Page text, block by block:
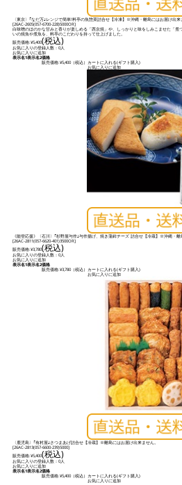
〈東京〉｢なだ万｣レンジで簡単!料亭の魚惣菜詰合せ【冷凍】※沖縄・離島にはお届け出来
[26AC-2605(057-6700-228)5000OR]
白味噌のほのかな甘みと香りが楽しめる「西京焼」や、しっかりと味をしみこませた「
いの焼魚や煮魚を、料亭のこだわりを持って仕上げました。
販売価格:¥5,400(税込)
お気に入りの登録人数：0人
お気に入りに追加
表示名1表示名2価格
販売価格:¥5,400（税込） カートに入れる(ギフト購入)
お気に入りに追加
《能登応援》〈石川〉｢杉野屋与作｣与作揚げ、焼き蒲鉾チーズ 詰合せ【冷蔵】※沖縄・離
[26AC-2811(057-6620-401)3500OR]
販売価格:¥3,780(税込)
お気に入りの登録人数：0人
お気に入りに追加
表示名1表示名2価格
販売価格:¥3,780（税込） カートに入れる(ギフト購入)
お気に入りに追加
〈鹿児島〉｢有村屋｣さつまあげ詰合せ【冷蔵】※離島にはお届け出来ません。
[26AC-2813(057-6600-239)5000]
販売価格:¥5,400(税込)
お気に入りの登録人数：0人
お気に入りに追加
表示名1表示名2価格
販売価格:¥5,400（税込） カートに入れる(ギフト購入)
お気に入りに追加